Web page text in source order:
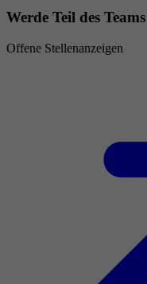
Werde Teil des Teams
Offene Stellenanzeigen